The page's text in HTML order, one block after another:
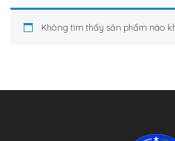
Không tìm thấy sản phẩm nào